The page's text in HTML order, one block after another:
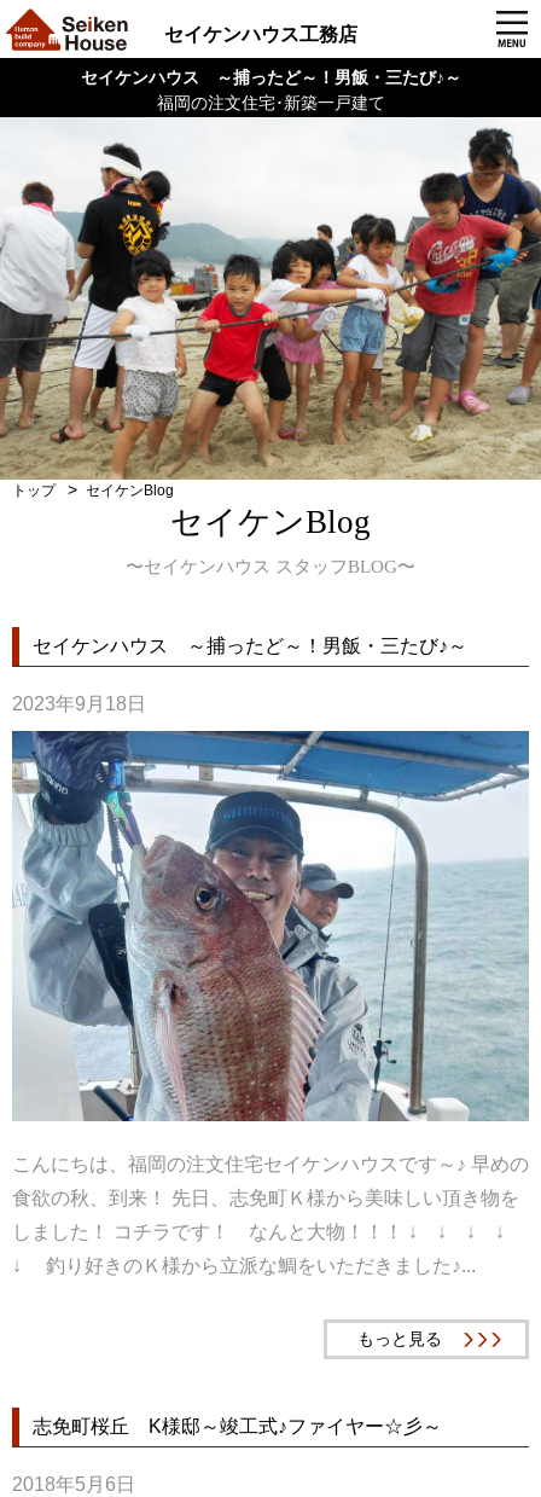
セイケンハウス ～捕ったど～！男飯・三たび♪～
福岡の注文住宅･新築一戸建て
セイケンハウス工務店
トップ セイケンBlog
セイケンBlog
〜セイケンハウス スタッフBLOG〜
セイケンハウス ～捕ったど～！男飯・三たび♪～
2023年9月18日
こんにちは、福岡の注文住宅セイケンハウスです～♪ 早めの
食欲の秋、到来！ 先日、志免町Ｋ様から美味しい頂き物を
しました！ コチラです！ なんと大物！！！ ↓ ↓ ↓ ↓
↓ 釣り好きのＫ様から立派な鯛をいただきました♪...
もっと見る
志免町桜丘 K様邸～竣工式♪ファイヤー☆彡～
2018年5月6日